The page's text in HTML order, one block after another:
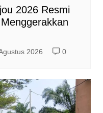
2026 Resmi
2026 0